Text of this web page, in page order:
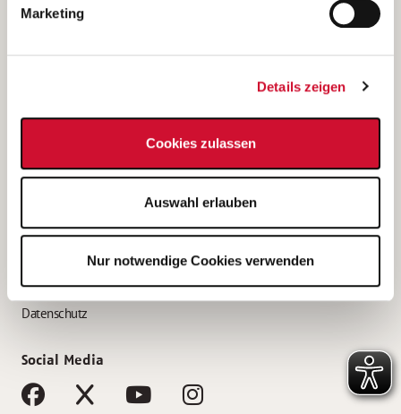
Marketing
Details zeigen
Cookies zulassen
Auswahl erlauben
Nur notwendige Cookies verwenden
Bewerbung als Altenpflegehelfer*in
Bewerbung als Erzieher*in
AWO Gliederungen nach Bundesland
Impressum
Datenschutz
Social Media